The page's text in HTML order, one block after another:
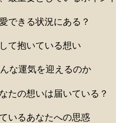
できる状況にある？
て抱いている想い
な運気を迎えるのか
たの想いは届いている？
いるあなたへの思惑